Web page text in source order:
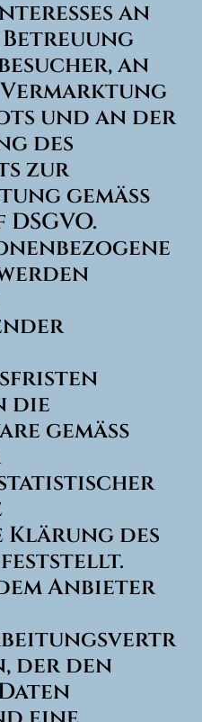
an
an
und an der
des
zur
gemäß
die
gemäß
Klärung des
feststellt.
Anbieter
der den